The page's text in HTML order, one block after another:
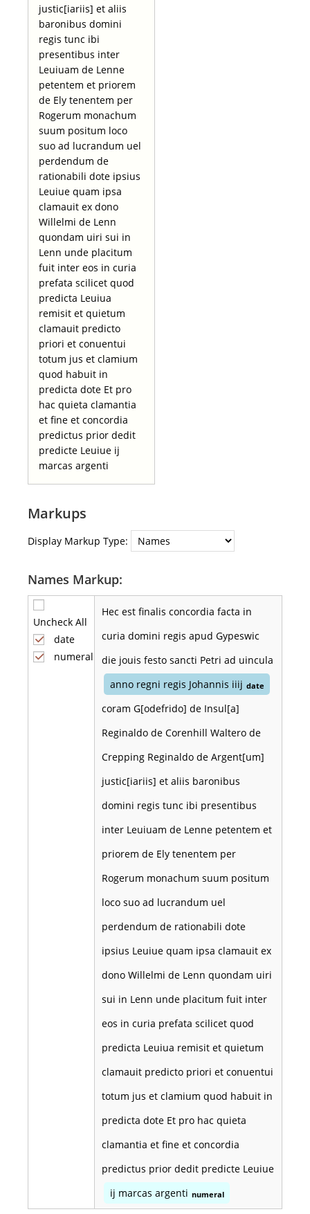
justic[iariis] et aliis
baronibus domini
regis tunc ibi
presentibus inter
Leuiuam de Lenne
petentem et priorem
de Ely tenentem per
Rogerum monachum
suum positum loco
suo ad lucrandum uel
perdendum de
rationabili dote ipsius
Leuiue quam ipsa
clamauit ex dono
Willelmi de Lenn
quondam uiri sui in
Lenn unde placitum
fuit inter eos in curia
prefata scilicet quod
predicta Leuiua
remisit et quietum
clamauit predicto
priori et conuentui
totum jus et clamium
quod habuit in
predicta dote Et pro
hac quieta clamantia
et fine et concordia
predictus prior dedit
predicte Leuiue ij
marcas argenti
Markups
Display Markup Type:
Names Markup:
Uncheck All
date
numeral
Hec est finalis concordia facta in
curia domini regis apud Gypeswic
die jouis festo sancti Petri ad uincula
anno regni regis Johannis iiij date
coram G[odefrido] de Insul[a]
Reginaldo de Corenhill Waltero de
Crepping Reginaldo de Argent[um]
justic[iariis] et aliis baronibus
domini regis tunc ibi presentibus
inter Leuiuam de Lenne petentem et
priorem de Ely tenentem per
Rogerum monachum suum positum
loco suo ad lucrandum uel
perdendum de rationabili dote
ipsius Leuiue quam ipsa clamauit ex
dono Willelmi de Lenn quondam uiri
sui in Lenn unde placitum fuit inter
eos in curia prefata scilicet quod
predicta Leuiua remisit et quietum
clamauit predicto priori et conuentui
totum jus et clamium quod habuit in
predicta dote Et pro hac quieta
clamantia et fine et concordia
predictus prior dedit predicte Leuiue
ij marcas argenti numeral